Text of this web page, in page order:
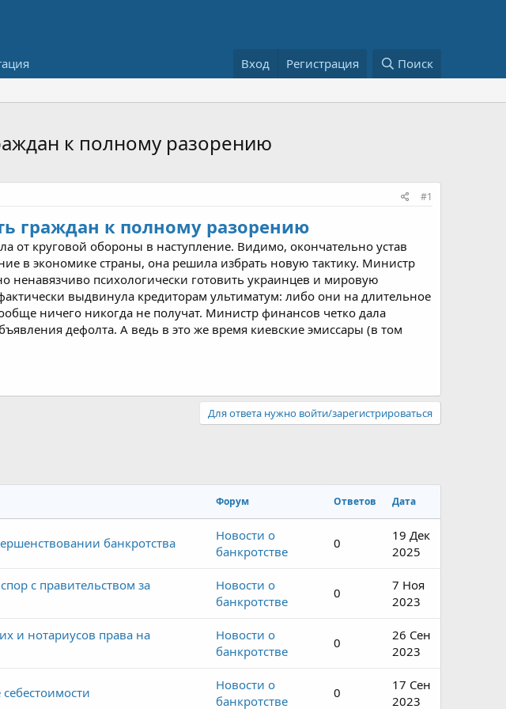
Вход Регистрация Поиск
к полному разорению
#1
граждан к полному разорению
от круговой обороны в наступление. Видимо, окончательно устав
в экономике страны, она решила избрать новую тактику. Министр
ненавязчиво психологически готовить украинцев и мировую
выдвинула кредиторам ультиматум: либо они на длительное
ничего никогда не получат. Министр финансов четко дала
дефолта. А ведь в это же время киевские эмиссары (в том
Для ответа нужно войти/зарегистрироваться
Форум Ответов Дата
банкротства
Новости о
банкротстве
0
19 Дек
2025
с правительством за
Новости о
банкротстве
0
7 Ноя
2023
и нотариусов права на
Новости о
банкротстве
0
26 Сен
2023
Новости о
банкротстве
0
17 Сен
2023